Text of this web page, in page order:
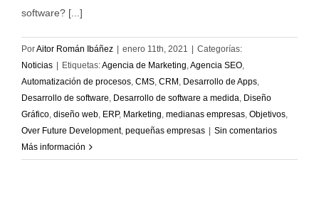
software? [...]
PorAitor Román Ibáñez | enero 11th, 2021 | Categorías:
Noticias | Etiquetas:Agencia de Marketing,Agencia SEO,
Automatización de procesos, CMS, CRM, Desarrollo de Apps,
Desarrollo de software, Desarrollo de software a medida, Diseño
Gráfico, diseño web, ERP, Marketing, medianas empresas, Objetivos,
Over Future Development, pequeñas empresas | Sin comentarios
Más información